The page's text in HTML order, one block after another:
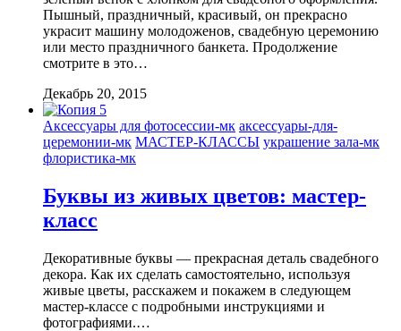
Пышный, праздничный, красивый, он прекрасно
украсит машину молодоженов, свадебную церемонию
или место праздничного банкета. Продолжение
смотрите в это…
Декабрь 20, 2015
Аксессуары для фотосессии-мк аксессуары-для-
церемонии-мк МАСТЕР-КЛАССЫ украшение зала-мк
флористика-мк
Буквы из живых цветов: мастер-
класс
Декоративные буквы — прекрасная деталь свадебного
декора. Как их сделать самостоятельно, используя
живые цветы, расскажем и покажем в следующем
мастер-классе с подробными инструкциями и
фотографиями.…